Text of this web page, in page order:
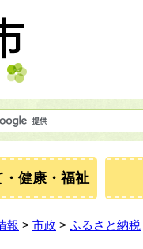
・健康・福祉
報 > 市政 > ふるさと納税